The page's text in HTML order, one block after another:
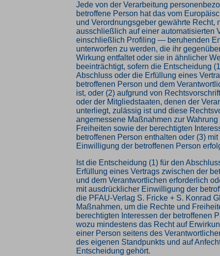
Jede von der Verarbeitung
betroffene Person hat das vom
und Verordnungsgeber gewährte Recht,
ausschließlich auf einer automatisierten
einschließlich Profiling — beruhenden
unterworfen zu werden, die ihr
Wirkung entfaltet oder sie in ähnlicher
beeinträchtigt, sofern die Entscheidung
Abschluss oder die Erfüllung eines
betroffenen Person und dem
ist, oder (2) aufgrund von
oder der Mitgliedstaaten, denen der
unterliegt, zulässig ist und diese
angemessene Maßnahmen zur
Freiheiten sowie der berechtigten
betroffenen Person enthalten oder (3)
Einwilligung der betroffenen Person
Ist die Entscheidung (1) für den
Erfüllung eines Vertrags zwischen der
und dem Verantwortlichen erforderlich
mit ausdrücklicher Einwilligung der
die PFAU-Verlag S. Fricke + S. Konrad
Maßnahmen, um die Rechte und
berechtigten Interessen der betroffenen
wozu mindestens das Recht auf
einer Person seitens des
des eigenen Standpunkts und auf
Entscheidung gehört.